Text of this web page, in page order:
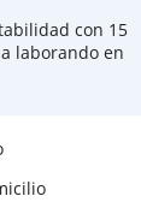
con 15
laborando en